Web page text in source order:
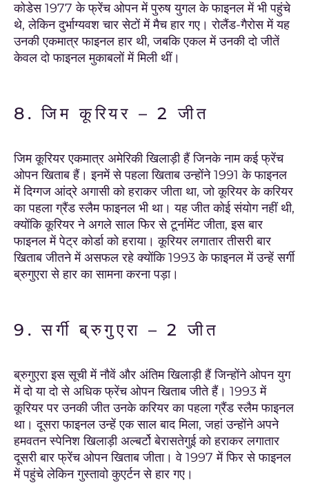
कोडेस 1977 के फ्रेंच ओपन में पुरुष युगल के फाइनल में भी पहुंचे
थे, लेकिन दुर्भाग्यवश चार सेटों में मैच हार गए। रोलैंड-गैरोस में यह
उनकी एकमात्र फाइनल हार थी, जबकि एकल में उनकी दो जीतें
केवल दो फाइनल मुकाबलों में मिली थीं।
8. जिम कूरियर – 2 जीत
जिम कूरियर एकमात्र अमेरिकी खिलाड़ी हैं जिनके नाम कई फ्रेंच
ओपन खिताब हैं। इनमें से पहला खिताब उन्होंने 1991 के फाइनल
में दिग्गज आंद्रे अगासी को हराकर जीता था, जो कूरियर के करियर
का पहला ग्रैंड स्लैम फाइनल भी था। यह जीत कोई संयोग नहीं थी,
क्योंकि कूरियर ने अगले साल फिर से टूर्नामेंट जीता, इस बार
फाइनल में पेट्र कोर्डा को हराया। कूरियर लगातार तीसरी बार
खिताब जीतने में असफल रहे क्योंकि 1993 के फाइनल में उन्हें सर्गी
ब्रुगुएरा से हार का सामना करना पड़ा।
9. सर्गी ब्रुगुएरा – 2 जीत
ब्रुगुएरा इस सूची में नौवें और अंतिम खिलाड़ी हैं जिन्होंने ओपन युग
में दो या दो से अधिक फ्रेंच ओपन खिताब जीते हैं। 1993 में
कूरियर पर उनकी जीत उनके करियर का पहला ग्रैंड स्लैम फाइनल
था। दूसरा फाइनल उन्हें एक साल बाद मिला, जहां उन्होंने अपने
हमवतन स्पेनिश खिलाड़ी अल्बर्टो बेरासतेगुई को हराकर लगातार
दूसरी बार फ्रेंच ओपन खिताब जीता। वे 1997 में फिर से फाइनल
में पहुंचे लेकिन गुस्तावो कुएर्टन से हार गए।